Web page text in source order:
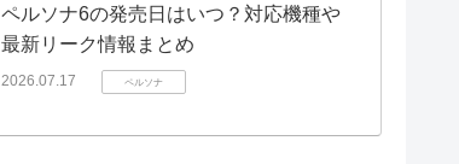
ペルソナ6の発売日はいつ？対応機種や
最新リーク情報まとめ
2026.07.17 ペルソナ